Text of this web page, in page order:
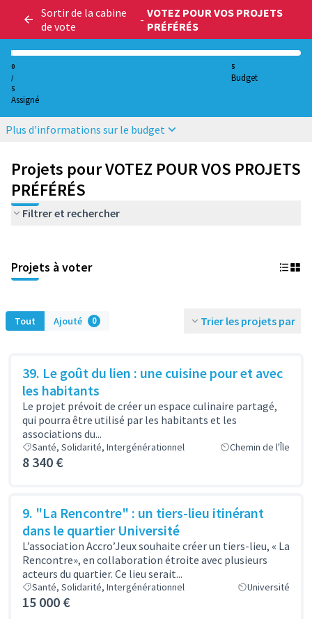
Sortir de la cabine
de vote
- VOTEZ POUR VOS PROJETS
PRÉFÉRÉS
0
/
5
Assigné
5
Budget
Plus d'informations sur le budget
Projets pour VOTEZ POUR VOS PROJETS
PRÉFÉRÉS
Filtrer et rechercher
Projets à voter
Tout Ajouté 0 Trier les projets par
39. Le goût du lien : une cuisine pour et avec
les habitants
Le projet prévoit de créer un espace culinaire partagé,
qui pourra être utilisé par les habitants et les
associations du...
Santé, Solidarité, Intergénérationnel Chemin de l'Île
8 340 €
9. "La Rencontre" : un tiers-lieu itinérant
dans le quartier Université
L’association Accro’Jeux souhaite créer un tiers-lieu, « La
Rencontre», en collaboration étroite avec plusieurs
acteurs du quartier. Ce lieu serait...
Santé, Solidarité, Intergénérationnel Université
15 000 €